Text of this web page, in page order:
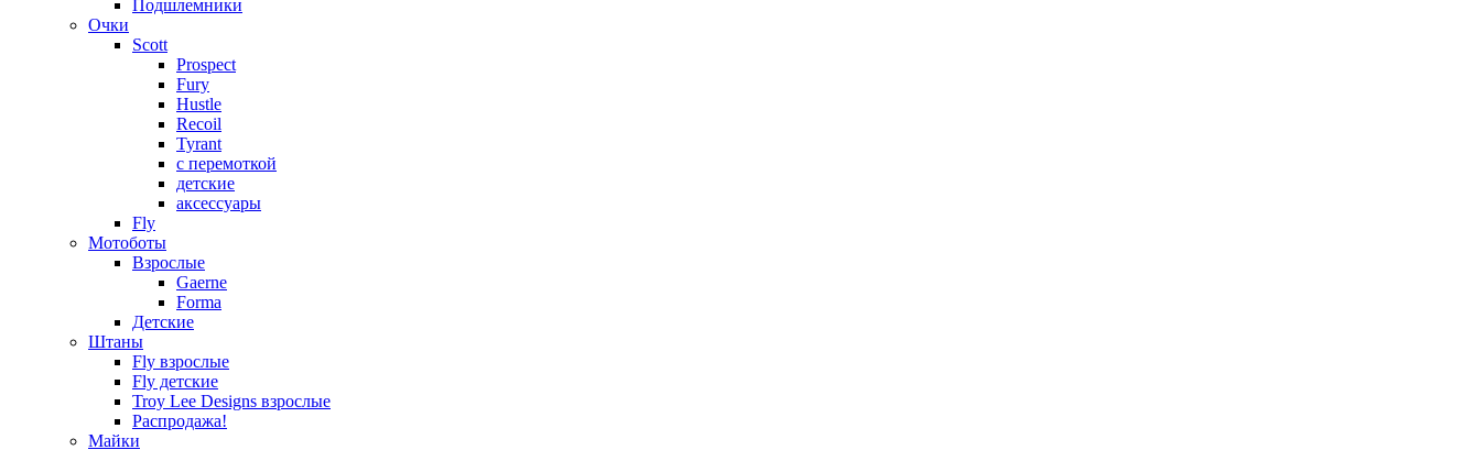
Подшлемники
Очки
Scott
Prospect
Fury
Hustle
Recoil
Tyrant
с перемоткой
детские
аксессуары
Fly
Мотоботы
Взрослые
Gaerne
Forma
Детские
Штаны
Fly взрослые
Fly детские
Troy Lee Designs взрослые
Распродажа!
Майки